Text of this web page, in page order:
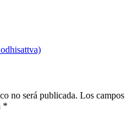
no será publicada. Los campos
*